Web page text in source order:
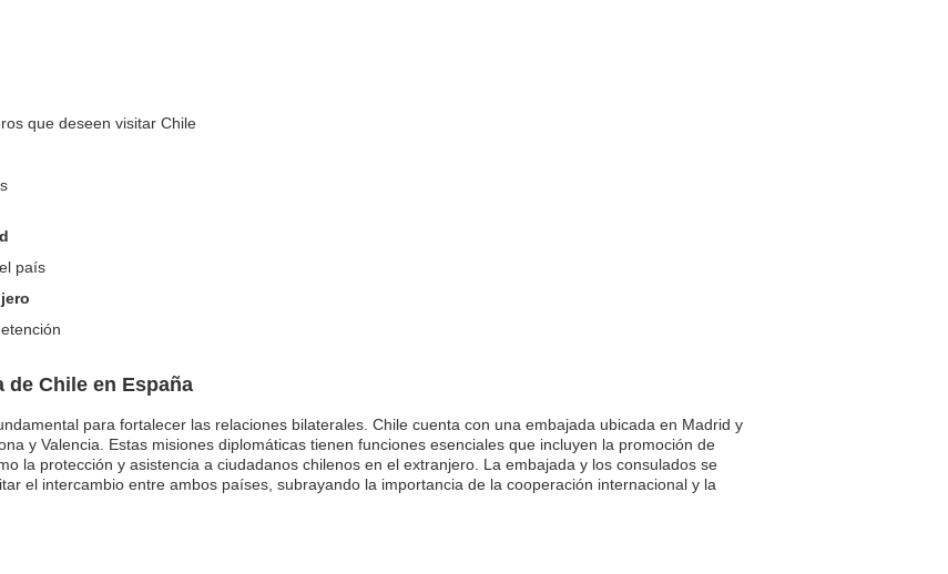
que deseen visitar Chile
país
de Chile en España
para fortalecer las relaciones bilaterales. Chile cuenta con una embajada ubicada en Madrid y
y Valencia. Estas misiones diplomáticas tienen funciones esenciales que incluyen la promoción de
la protección y asistencia a ciudadanos chilenos en el extranjero. La embajada y los consulados se
el intercambio entre ambos países, subrayando la importancia de la cooperación internacional y la